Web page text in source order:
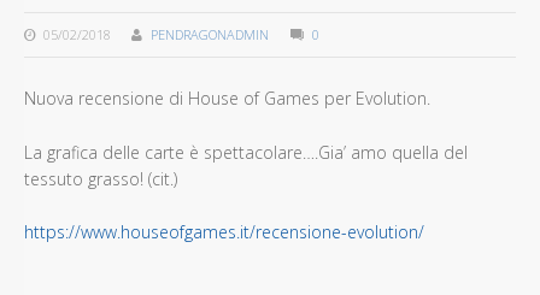
05/02/2018 PENDRAGONADMIN 0
Nuova recensione di House of Games per Evolution.
La grafica delle carte è spettacolare….Gia’ amo quella del
tessuto grasso! (cit.)
https://www.houseofgames.it/recensione-evolution/